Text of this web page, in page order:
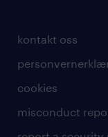
kontakt oss
cookies
misconduct